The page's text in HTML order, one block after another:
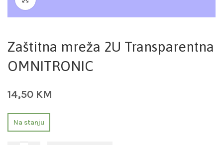
Zaštitna mreža 2U Transparentna
OMNITRONIC
14,50 KM
Na stanju